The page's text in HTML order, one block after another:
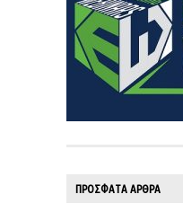
ΠΡΟΣΦΑΤΑ ΑΡΘΡΑ